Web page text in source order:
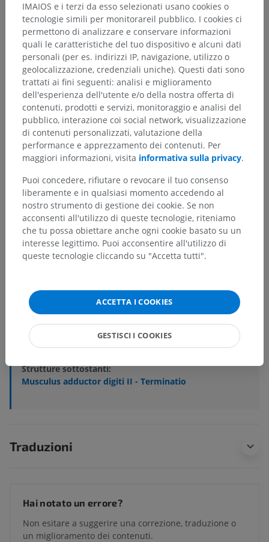
Anatomia veterinaria
Miologia
Muscolo adduttore del II dito
Strutture sottostanti:
Musculus adductor digiti II - Terminatio
Traduzioni
Hai notato un errore?
Non esitare a suggerire una correzione, traduzione o
un miglioramento dei contenuti.
IMAIOS e i terzi da esso selezionati usano cookies o
tecnologie simili per monitorareil pubblico. I cookies ci
permettono di analizzare e conservare informazioni
quali le caratteristiche del tuo dispositivo e alcuni dati
personali (per es. indirizzi IP, navigazione, utilizzo o
geolocalizzazione, credenziali uniche). Questi dati sono
trattati ai fini seguenti: analisi e miglioramento
dell'esperienza dell'utente e/o della nostra offerta di
contenuti, prodotti e servizi, monitoraggio e analisi del
pubblico, interazione coi social network, visualizzazione
di contenuti personalizzati, valutazione della
performance e apprezzamento dei contenuti. Per
maggiori informazioni, visita informativa sulla privacy.
Puoi concedere, rifiutare o revocare il tuo consenso
liberamente e in qualsiasi momento accedendo al
nostro strumento di gestione dei cookie. Se non
acconsenti all'utilizzo di queste tecnologie, riteniamo
che tu possa obiettare anche ogni cookie basato su un
interesse legittimo. Puoi acconsentire all'utilizzo di
queste tecnologie cliccando su "Accetta tutti".
ACCETTA I COOKIES
GESTISCI I COOKIES